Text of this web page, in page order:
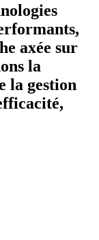
axée sur
la
la gestion